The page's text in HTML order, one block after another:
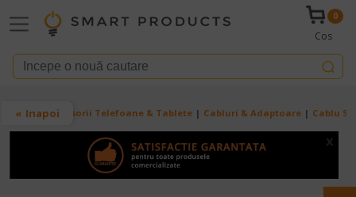
0
Cos
Breadcrumb
Acasa Accesorii Telefoane & Tablete Cabluri & Adaptoare Cablu
Inapoi
x